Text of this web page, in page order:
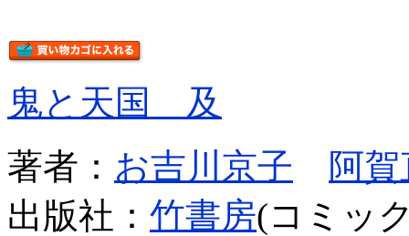
鬼と天国 及
著者： お吉川京子
阿
出版社： 竹書房(コミッ